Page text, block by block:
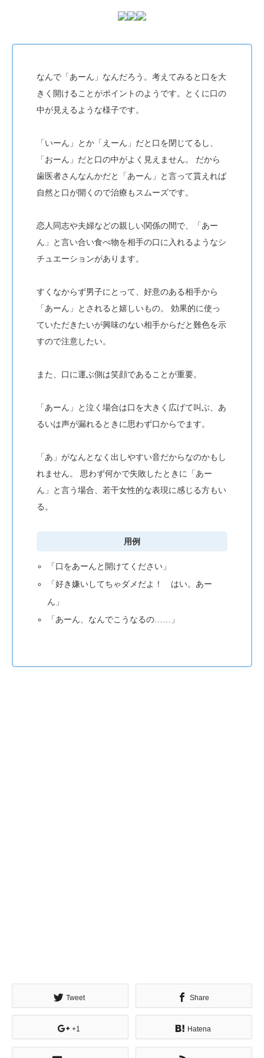
なんで「あーん」なんだろう。考えてみると口を大
きく開けることがポイントのようです。とくに口の
中が見えるような様子です。
「いーん」とか「えーん」だと口を閉じてるし、
「おーん」だと口の中がよく見えません。
だから
歯医者さんなんかだと「あーん」と言って貰えれば
自然と口が開くので治療もスムーズです。
恋人同志や夫婦などの親しい関係の間で、「あー
ん」と言い合い食べ物を相手の口に入れるようなシ
チュエーションがあります。
すくなからず男子にとって、好意のある相手から
「あーん」とされると嬉しいもの。
効果的に使っ
ていただきたいが興味のない相手からだと難色を示
すので注意したい。
また、口に運ぶ側は笑顔であることが重要。
「あーん」と泣く場合は口を大きく広げて叫ぶ、あ
るいは声が漏れるときに思わず口からでます。
「あ」がなんとなく出しやすい音だからなのかもし
れません。
思わず何かで失敗したときに「あー
ん」と言う場合、若干女性的な表現に感じる方もい
る。
用例
「口をあーんと開けてください」
「好き嫌いしてちゃダメだよ！ はい。あー
ん」
「あーん、なんでこうなるの……」
Tweet Share
+1 Hatena